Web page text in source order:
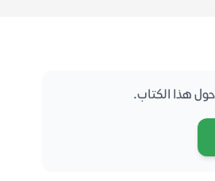
هذا الكتاب.